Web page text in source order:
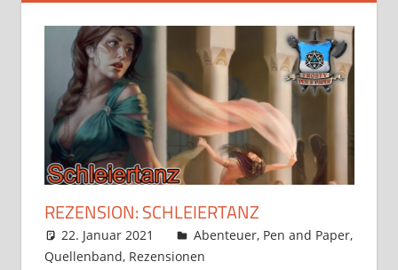
REZENSION: SCHLEIERTANZ
22. Januar 2021 Frosty
Abenteuer, Pen and Paper,
Quellenband, Rezensionen